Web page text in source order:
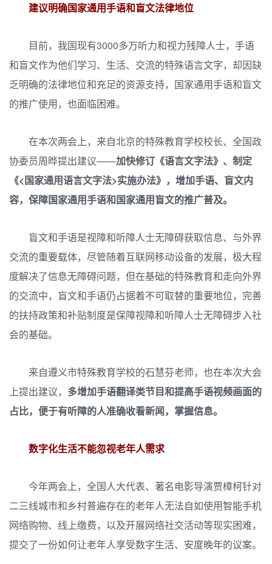
建议明确国家通用手语和盲文法律地位
目前，我国现有3000多万听力和视力残障人士，手语
和盲文作为他们学习、生活、交流的特殊语言文字，却因缺
乏明确的法律地位和充足的资源支持，国家通用手语和盲文
的推广使用，也面临困难。
在本次两会上，来自北京的特殊教育学校校长、全国政
协委员周晔提出建议——加快修订《语言文字法》、制定
《<国家通用语言文字法>实施办法》，增加手语、盲文内
容，保障国家通用手语和国家通用盲文的推广普及。
盲文和手语是视障和听障人士无障碍获取信息、与外界
交流的重要载体，尽管随着互联网移动设备的发展，极大程
度解决了信息无障碍问题，但在基础的特殊教育和走向外界
的交流中，盲文和手语仍占据着不可取替的重要地位，完善
的扶持政策和补贴制度是保障视障和听障人士无障碍步入社
会的基础。
来自遵义市特殊教育学校的石慧芬老师，也在本次大会
上提出建议， 多增加手语翻译类节目和提高手语视频画面的
占比，便于有听障的人准确收看新闻，掌握信息。
数字化生活不能忽视老年人需求
今年两会上，全国人大代表、著名电影导演贾樟柯针对
二三线城市和乡村普遍存在的老年人无法自如使用智能手机
网络购物、线上缴费，以及开展网络社交活动等现实困难，
提交了一份如何让老年人享受数字生活、安度晚年的议案。